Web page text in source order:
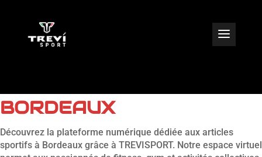
BORDEAUX
Découvrez la plateforme numérique dédiée aux articles
sportifs à Bordeaux grâce à TREVISPORT. Notre espace virtuel